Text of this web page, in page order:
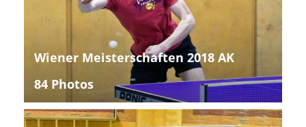
Wiener Meisterschaften 2018 AK
84 Photos